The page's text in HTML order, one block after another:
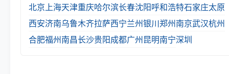
北京 上海天津重庆哈尔滨长春沈阳呼和浩特石家庄太原
西安济南乌鲁木齐拉萨西宁兰州银川郑州南京武汉杭州
合肥福州南昌长沙贵阳成都广州昆明南宁深圳